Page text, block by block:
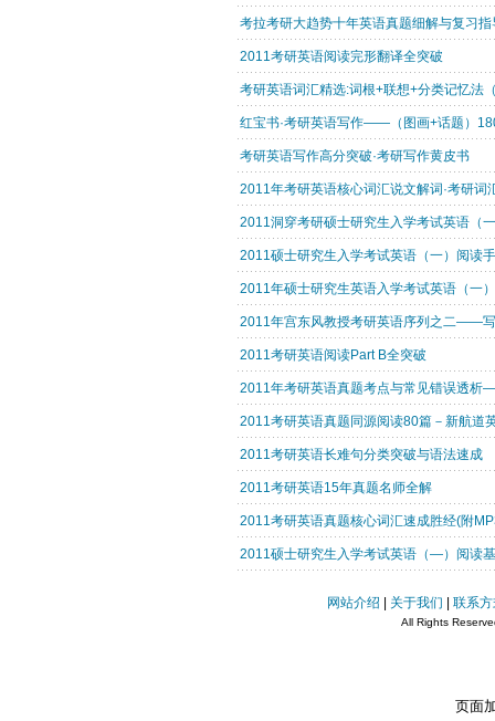
考拉考研大趋势十年英语真题细解与复习
2011考研英语阅读完形翻译全突破
考研英语词汇精选:词根+联想+分类记忆法
红宝书·考研英语写作——（图画+话题）
考研英语写作高分突破·考研写作黄皮书
2011年考研英语核心词汇说文解词·考研词
2011洞穿考研硕士研究生入学考试英语（
2011硕士研究生入学考试英语（一）阅读
2011年硕士研究生英语入学考试英语（一
2011年宫东风教授考研英语序列之二——
2011考研英语阅读Part B全突破
2011年考研英语真题考点与常见错误透
2011考研英语真题同源阅读80篇－新航道
2011考研英语长难句分类突破与语法速成
2011考研英语15年真题名师全解
2011考研英语真题核心词汇速成胜经(附
2011硕士研究生入学考试英语（—）阅读
网站介绍 关于我们 联系方
All Rights
页面